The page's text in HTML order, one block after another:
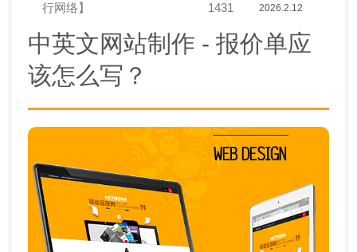
行网络】
1431
2026.2.12
中英文网站制作 - 报价单应
该怎么写？